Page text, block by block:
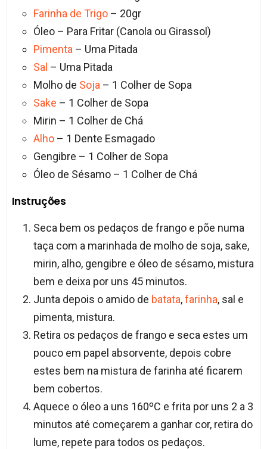
Farinha de Trigo– 20gr
Óleo – Para Fritar (Canola ou Girassol)
Pimenta – Uma Pitada
Sal – Uma Pitada
Molho de Soja – 1 Colher de Sopa
Sake – 1 Colher de Sopa
Mirin – 1 Colher de Chá
Alho– 1 Dente Esmagado
Gengibre – 1 Colher de Sopa
Óleo de Sésamo – 1 Colher de Chá
Instruções
Seca bem os pedaços de frango e põe numa
taça com a marinhada de molho de soja, sake,
mirin, alho, gengibre e óleo de sésamo, mistura
bem e deixa por uns 45 minutos.
Junta depois o amido de batata,farinha, sal e
pimenta, mistura.
Retira os pedaços de frango e seca estes um
pouco em papel absorvente, depois cobre
estes bem na mistura de farinha até ficarem
bem cobertos.
Aquece o óleo a uns 160ºC e frita por uns 2 a 3
minutos até começarem a ganhar cor, retira do
lume, repete para todos os pedaços.